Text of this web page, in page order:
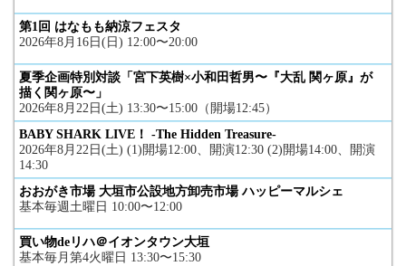
第1回 はなもも納涼フェスタ
2026年8月16日(日) 12:00〜20:00
夏季企画特別対談「宮下英樹×小和田哲男〜『大乱 関ヶ原』が
描く関ヶ原〜」
2026年8月22日(土) 13:30〜15:00（開場12:45）
BABY SHARK LIVE！ -The Hidden Treasure-
2026年8月22日(土) (1)開場12:00、開演12:30 (2)開場14:00、開演
14:30
おおがき市場 大垣市公設地方卸売市場 ハッピーマルシェ
基本毎週土曜日 10:00〜12:00
買い物deリハ＠イオンタウン大垣
基本毎月第4火曜日 13:30〜15:30